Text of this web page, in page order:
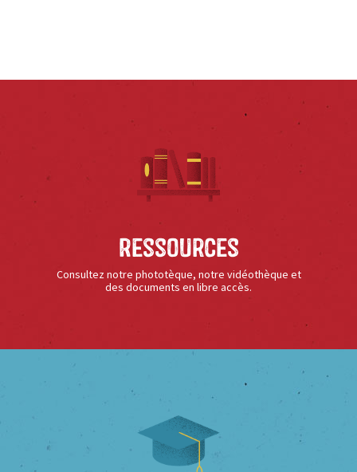
Ressources
Consultez notre phototèque, notre vidéothèque et
des documents en libre accès.